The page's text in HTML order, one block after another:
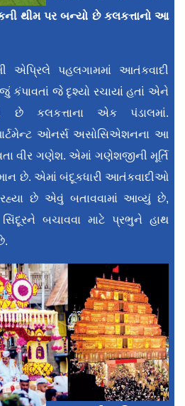
થીમ પર બન્યો છે કલકત્તાનો આ
એપ્રિલે પહલગામમાં આતંકવાદી
કંપાવતાં જે દૃશ્યો રચાયાં હતાં એને
છે કલકત્તાના એક પંડાલમાં.
ઓનર્સ અસોસિએશનના આ
વીર ગણેશ. એમાં ગણેશજીની મૂર્તિ
છે. એમાં બંદૂકધારી આતંકવાદીઓ
રહ્યા છે એવું બતાવવામાં આવ્યું છે,
બચાવવા માટે પ્રભુને હાથ